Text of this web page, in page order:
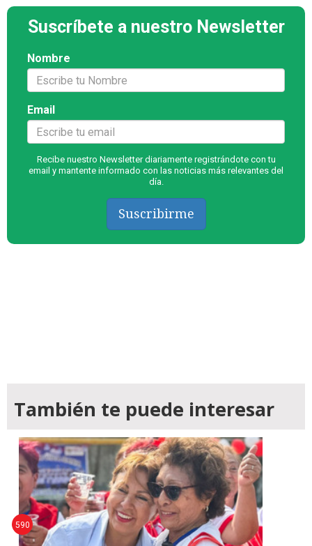
Suscríbete a nuestro Newsletter
Nombre
Email
Recibe nuestro Newsletter diariamente registrándote con tu
email y mantente informado con las noticias más relevantes del
día.
Suscribirme
También te puede interesar
590